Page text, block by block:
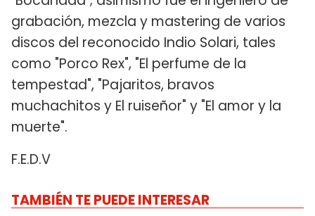
grabación, mezcla y mastering de varios
discos del reconocido Indio Solari, tales
como "Porco Rex", "El perfume de la
tempestad", "Pajaritos, bravos
muchachitos y El ruiseñor" y "El amor y la
muerte".
F.E.D.V
TAMBIÉN TE PUEDE INTERESAR